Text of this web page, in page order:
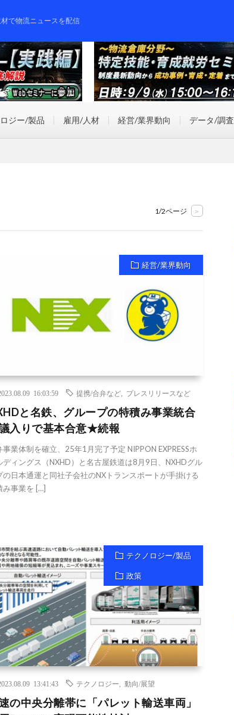
で物流ニュースを配信
ジー/製品 雇用/人材 経営/業界動向 データ/調査
1/2ページ >
経営/業界動向
16:03:59 提携/合弁など プレスリリースなど
と名鉄、グループの特積み事業統合
入りで基本合意★続報
事業体制を確立、25年1月完了予定 NIPPON EXPRESSホ
ディングス（NXHD）と名古屋鉄道は8月9日、NXHDグル
の日本通運と同社子会社のNXトランスポートが手掛ける
み事業を […]
テクノロジー/製品
政策
13:41:43 テクノロジー ,動向/展望
の中央分離帯に「パレット輸送車両」